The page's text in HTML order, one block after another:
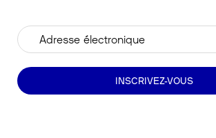
Adresse électronique
INSCRIVEZ-VOUS